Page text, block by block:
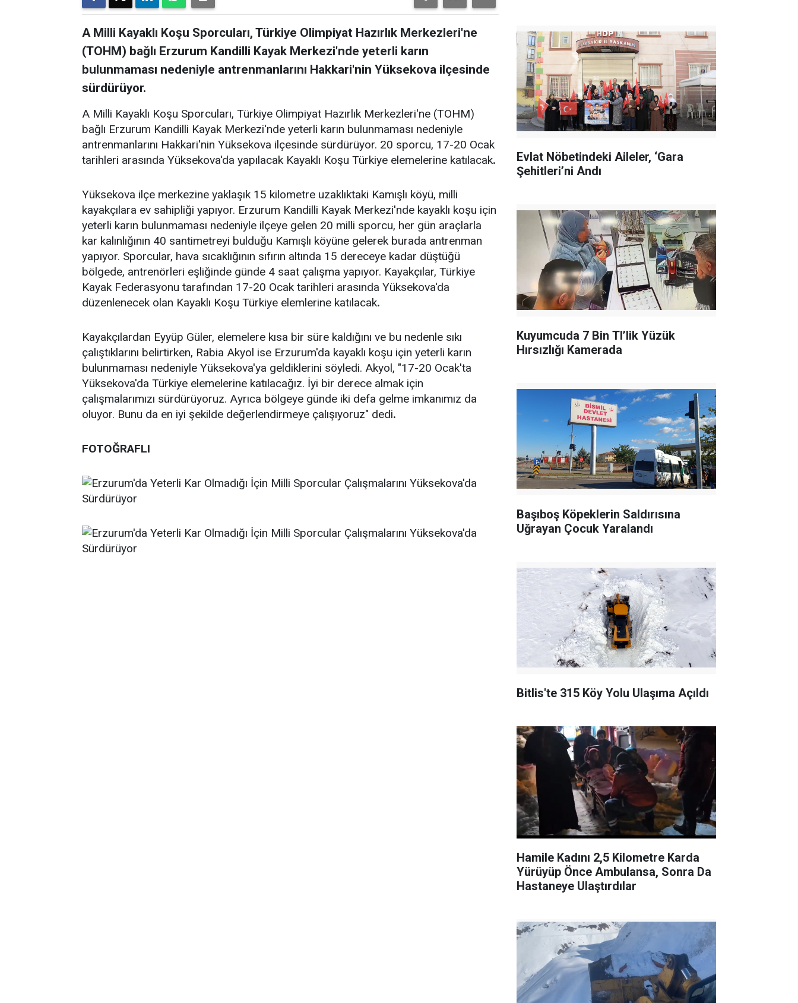
A Milli Kayaklı Koşu Sporcuları, Türkiye Olimpiyat Hazırlık Merkezleri'ne
(TOHM) bağlı Erzurum Kandilli Kayak Merkezi'nde yeterli karın
bulunmaması nedeniyle antrenmanlarını Hakkari'nin Yüksekova ilçesinde
sürdürüyor.
A Milli Kayaklı Koşu Sporcuları, Türkiye Olimpiyat Hazırlık Merkezleri'ne (TOHM)
bağlı Erzurum Kandilli Kayak Merkezi'nde yeterli karın bulunmaması nedeniyle
antrenmanlarını Hakkari'nin Yüksekova ilçesinde sürdürüyor. 20 sporcu, 17-20 Ocak
tarihleri arasında Yüksekova'da yapılacak Kayaklı Koşu Türkiye elemelerine katılacak.
Yüksekova ilçe merkezine yaklaşık 15 kilometre uzaklıktaki Kamışlı köyü, milli
kayakçılara ev sahipliği yapıyor. Erzurum Kandilli Kayak Merkezi'nde kayaklı koşu için
yeterli karın bulunmaması nedeniyle ilçeye gelen 20 milli sporcu, her gün araçlarla
kar kalınlığının 40 santimetreyi bulduğu Kamışlı köyüne gelerek burada antrenman
yapıyor. Sporcular, hava sıcaklığının sıfırın altında 15 dereceye kadar düştüğü
bölgede, antrenörleri eşliğinde günde 4 saat çalışma yapıyor. Kayakçılar, Türkiye
Kayak Federasyonu tarafından 17-20 Ocak tarihleri arasında Yüksekova'da
düzenlenecek olan Kayaklı Koşu Türkiye elemlerine katılacak.
Kayakçılardan Eyyüp Güler, elemelere kısa bir süre kaldığını ve bu nedenle sıkı
çalıştıklarını belirtirken, Rabia Akyol ise Erzurum'da kayaklı koşu için yeterli karın
bulunmaması nedeniyle Yüksekova'ya geldiklerini söyledi. Akyol, "17-20 Ocak'ta
Yüksekova'da Türkiye elemelerine katılacağız. İyi bir derece almak için
çalışmalarımızı sürdürüyoruz. Ayrıca bölgeye günde iki defa gelme imkanımız da
oluyor. Bunu da en iyi şekilde değerlendirmeye çalışıyoruz" dedi.
FOTOĞRAFLI
Evlat Nöbetindeki Aileler, ‘Gara
Şehitleri’ni Andı
Kuyumcuda 7 Bin Tl’lik Yüzük
Hırsızlığı Kamerada
Başıboş Köpeklerin Saldırısına
Uğrayan Çocuk Yaralandı
Bitlis'te 315 Köy Yolu Ulaşıma Açıldı
Hamile Kadını 2,5 Kilometre Karda
Yürüyüp Önce Ambulansa, Sonra Da
Hastaneye Ulaştırdılar